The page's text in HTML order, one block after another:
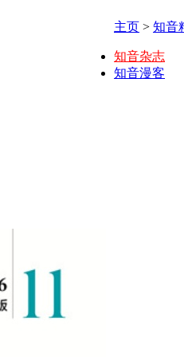
主页 > 知音
知音杂志
知音漫客